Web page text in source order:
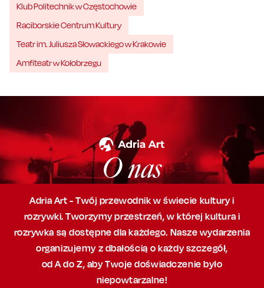
Klub Politechnik w Częstochowie
Raciborskie Centrum Kultury
Teatr im. Juliusza Słowackiego w Krakowie
Amfiteatr w Kołobrzegu
O nas
Adria Art - Twój przewodnik w świecie kultury i
rozrywki. Tworzymy przestrzeń,w której kultura i
rozrywka są dostępne dla każdego. Nasze wydarzenia
organizujemy z dbałością o każdy szczegół,
od A do Z, abyTwoje doświadczenie było
niepowtarzalne!